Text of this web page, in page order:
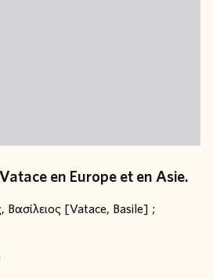
en Europe et en Asie.
Βασίλειος [Vatace, Basile] ;